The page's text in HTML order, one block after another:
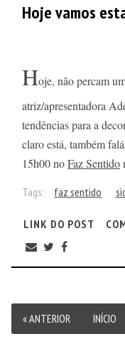
Hoje vamos
Hoje, não percam
atriz/apresentadora
tendências para a
claro está, também
15h00 noFaz Sentido
Tags: faz sentido
LINK DO POST
« ANTERIOR INÍCIO